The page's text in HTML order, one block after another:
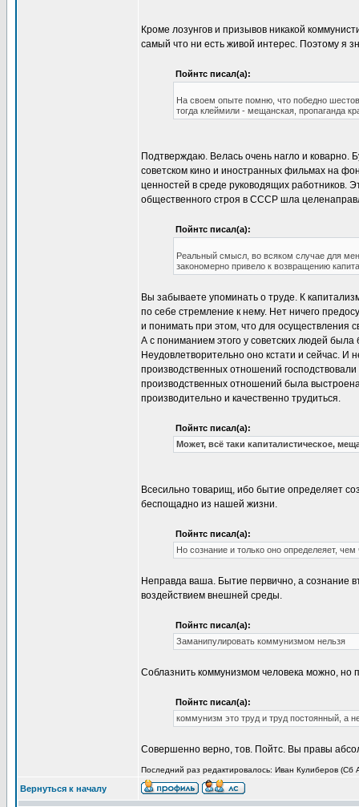
Кроме лозунгов и призывов никакой
самый что ни есть живой интерес. Поэтому я
Пойнтс писал(а):
На своем опыте помню, что победно
тогда клеймили - мещанская, пропаганда
Подтверждаю. Велась очень нагло и коварно.
советском кино и иностранных фильмах на
ценностей в среде руководящих работников.
общественного строя в СССР шла
Пойнтс писал(а):
Реальный смысл, во всяком случае для
закономерно привело к возвращению
Вы забываете упоминать о труде. К
по себе стремление к нему. Нет ничего
и понимать при этом, что для осуществления
А с пониманием этого у советских людей
Неудовлетворительно оно кстати и сейчас. И
производственных отношений
производственных отношений была
производительно и качественно трудиться.
Пойнтс писал(а):
Может, всё таки капиталистическое,
Всесильно товарищ, ибо бытие определяет
беспощадно из нашей жизни.
Пойнтс писал(а):
Но сознание и только оно определеяет,
Неправда ваша. Бытие первично, а сознание
воздействием внешней среды.
Пойнтс писал(а):
Заманипулировать коммунизмом нельзя
Соблазнить коммунизмом человека можно, но
Пойнтс писал(а):
коммунизм это труд и труд постоянный, а
Совершенно верно, тов. Пойтс. Вы правы
Последний раз редактировалось: Иван Кулиберов (Сб
Вернуться к началу